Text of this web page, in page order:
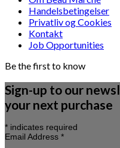
Handelsbetingelser
Privatliv og Cookies
Kontakt
Job Opportunities
Be the first to know
Sign-up to our
your next purchase
* indicates required
Email Address *